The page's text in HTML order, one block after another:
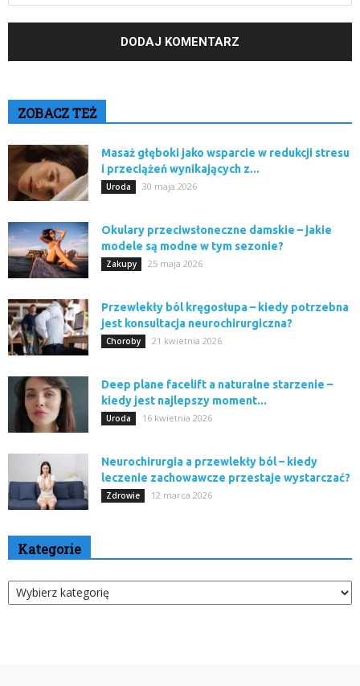
ZOBACZ TEŻ
Masaż głęboki jako wsparcie w redukcji stresu
i przeciążeń wynikających z...
Uroda 30 maja 2026
Okulary przeciwsłoneczne damskie – jakie
modele są modne w tym sezonie?
Zakupy 25 maja 2026
Przewlekły ból kręgosłupa – kiedy potrzebna
jest konsultacja neurochirurgiczna?
Choroby 21 kwietnia 2026
Deep plane facelift a naturalne starzenie –
kiedy jest najlepszy moment...
Uroda 16 kwietnia 2026
Neurochirurgia a przewlekły ból – kiedy
leczenie zachowawcze przestaje wystarczać?
Zdrowie 12 marca 2026
Kategorie
Kategorie